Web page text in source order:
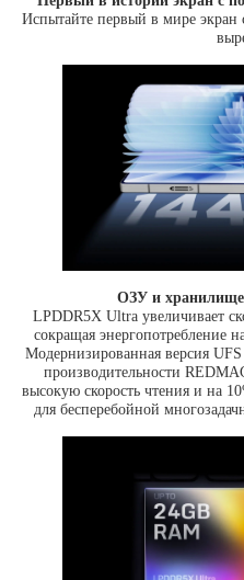
Испытайте первый в мире экран
ОЗУ и хранилище
LPDDR5X Ultra увеличивает
сокращая энергопотребление
Модернизированная версия
производительности
высокую скорость чтения и на
для бесперебойной